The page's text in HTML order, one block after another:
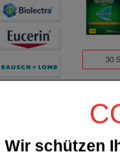
Wir schützen
30